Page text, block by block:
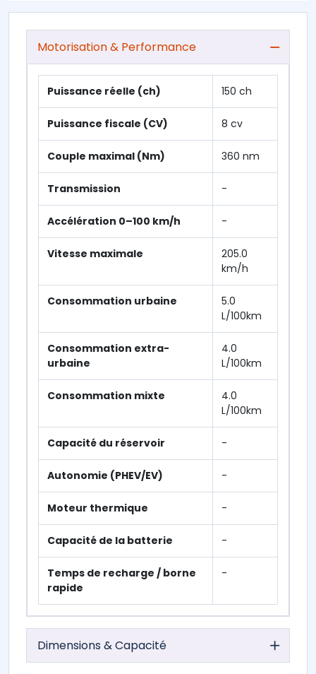
Motorisation & Performance
Puissance réelle (ch) 150 ch
Puissance fiscale (CV) 8 cv
Couple maximal (Nm) 360 nm
Transmission -
Accélération 0–100 km/h -
Vitesse maximale
205.0
km/h
Consommation urbaine
5.0
L/100km
Consommation extra-
urbaine
4.0
L/100km
Consommation mixte
4.0
L/100km
Capacité du réservoir -
Autonomie (PHEV/EV) -
Moteur thermique -
Capacité de la batterie -
Temps de recharge / borne
rapide
-
Dimensions & Capacité